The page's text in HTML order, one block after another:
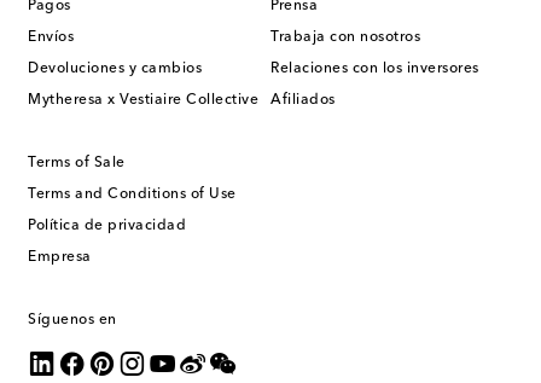
Pagos
Envíos
Devoluciones y cambios
Mytheresa x Vestiaire Collective
Prensa
Trabaja con nosotros
Relaciones con los inversores
Afiliados
Terms of Sale
Terms and Conditions of Use
Política de privacidad
Empresa
Síguenos en